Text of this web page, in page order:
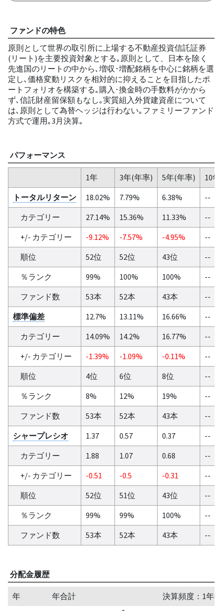
ファンドの特色
原則として世界の取引所に上場する不動産投資信託証券
(リート)を主要投資対象とする｡原則として、日本を除く
先進国のリートの中から､増収･増配銘柄を中心に銘柄を選
定し､価格変動リスクを相対的に抑えることを目指したポ
ートフォリオを構築する｡購入･換金時の手数料がかから
ず､信託財産留保額もなし｡実質組入外貨建資産について
は､原則として為替ヘッジは行わない｡ファミリーファンド
方式で運用｡3月決算｡
パフォーマンス
1年 3年(年率) 5年(年率)
10
トータルリターン
18.02% 7.79% 6.38%
--
カテゴリー
27.14% 15.36% 11.33%
--
+/- カテゴリー
-9.12% -7.57% -4.95%
--
順位
52位 52位 43位
--
％ランク
99% 100% 100%
--
ファンド数
53本 52本 43本
--
標準偏差
12.7% 13.11% 16.66%
--
カテゴリー
14.09% 14.2% 16.77%
--
+/- カテゴリー
-1.39% -1.09% -0.11%
--
順位
4位 6位 8位
--
％ランク
8% 12% 19%
--
ファンド数
53本 52本 43本
--
シャープレシオ
1.37 0.57 0.37
--
カテゴリー
1.88 1.07 0.68
--
+/- カテゴリー
-0.51 -0.5 -0.31
--
順位
52位 51位 43位
--
％ランク
99% 99% 100%
--
ファンド数
53本 52本 43本 --
分配金履歴
年 年合計
決算頻度：1年